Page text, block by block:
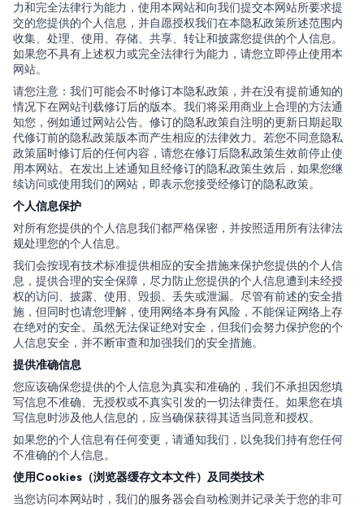
力和完全法律行为能力，使用本网站和向我们提交本网站所要求提
交的您提供的个人信息，并自愿授权我们在本隐私政策所述范围内
收集、处理、使用、存储、共享、转让和披露您提供的个人信息。
如果您不具有上述权力或完全法律行为能力，请您立即停止使用本
网站。
请您注意：我们可能会不时修订本隐私政策，并在没有提前通知的
情况下在网站刊载修订后的版本。我们将采用商业上合理的方法通
知您，例如通过网站公告。修订的隐私政策自注明的更新日期起取
代修订前的隐私政策版本而产生相应的法律效力。若您不同意隐私
政策届时修订后的任何内容，请您在修订后隐私政策生效前停止使
用本网站。在发出上述通知且经修订的隐私政策生效后，如果您继
续访问或使用我们的网站，即表示您接受经修订的隐私政策。
个人信息保护
对所有您提供的个人信息我们都严格保密，并按照适用所有法律法
规处理您的个人信息。
我们会按现有技术标准提供相应的安全措施来保护您提供的个人信
息，提供合理的安全保障，尽力防止您提供的个人信息遭到未经授
权的访问、披露、使用、毁损、丢失或泄漏。尽管有前述的安全措
施，但同时也请您理解，使用网络本身有风险，不能保证网络上存
在绝对的安全。虽然无法保证绝对安全，但我们会努力保护您的个
人信息安全，并不断审查和加强我们的安全措施。
提供准确信息
您应该确保您提供的个人信息为真实和准确的，我们不承担因您填
写信息不准确、无授权或不真实引发的一切法律责任。如果您在填
写信息时涉及他人信息的，应当确保获得其适当同意和授权。
如果您的个人信息有任何变更，请通知我们，以免我们持有您任何
不准确的个人信息。
使用Cookies（浏览器缓存文本文件）及同类技术
当您访问本网站时，我们的服务器会自动检测并记录关于您的非可